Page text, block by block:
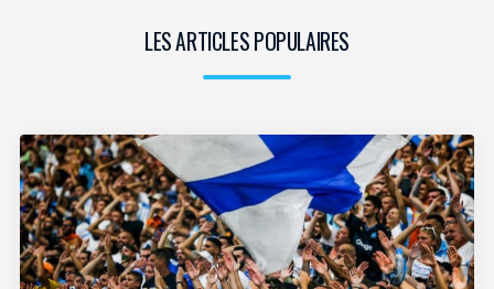
LES ARTICLES POPULAIRES